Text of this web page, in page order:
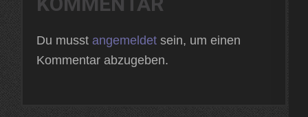
Du musst angemeldet sein, um einen
Kommentar abzugeben.